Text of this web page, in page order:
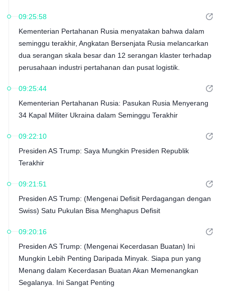
09:25:58
Kementerian Pertahanan Rusia menyatakan bahwa dalam
seminggu terakhir, Angkatan Bersenjata Rusia melancarkan
dua serangan skala besar dan 12 serangan klaster terhadap
perusahaan industri pertahanan dan pusat logistik.
09:25:44
Kementerian Pertahanan Rusia: Pasukan Rusia Menyerang
34 Kapal Militer Ukraina dalam Seminggu Terakhir
09:22:10
Presiden AS Trump: Saya Mungkin Presiden Republik
Terakhir
09:21:51
Presiden AS Trump: (Mengenai Defisit Perdagangan dengan
Swiss) Satu Pukulan Bisa Menghapus Defisit
09:20:16
Presiden AS Trump: (Mengenai Kecerdasan Buatan) Ini
Mungkin Lebih Penting Daripada Minyak. Siapa pun yang
Menang dalam Kecerdasan Buatan Akan Memenangkan
Segalanya. Ini Sangat Penting